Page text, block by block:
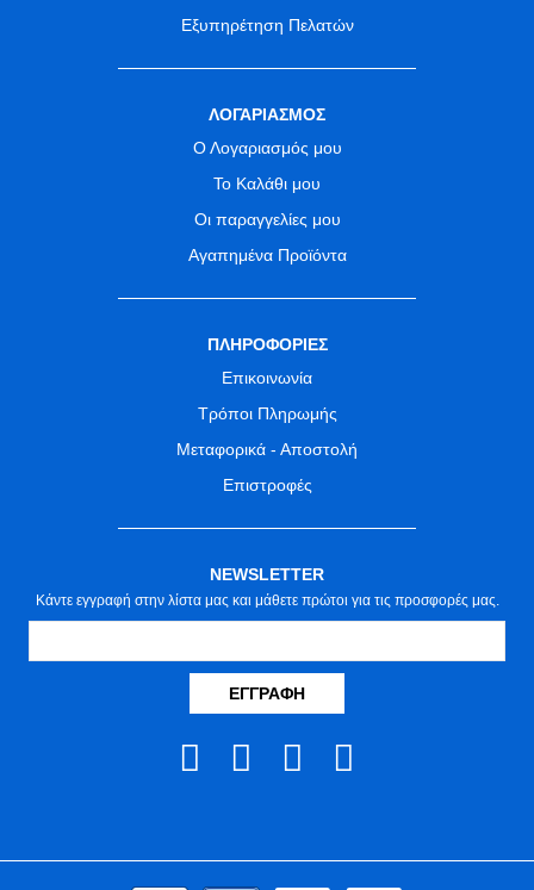
Εξυπηρέτηση Πελατών
ΛΟΓΑΡΙΑΣΜΟΣ
Ο Λογαριασμός μου
Το Καλάθι μου
Οι παραγγελίες μου
Αγαπημένα Προϊόντα
ΠΛΗΡΟΦΟΡΙΕΣ
Επικοινωνία
Τρόποι Πληρωμής
Μεταφορικά - Αποστολή
Επιστροφές
NEWSLETTER
Κάντε εγγραφή στην λίστα μας και μάθετε πρώτοι για τις προσφορές μας.
ΕΓΓΡΑΦΉ